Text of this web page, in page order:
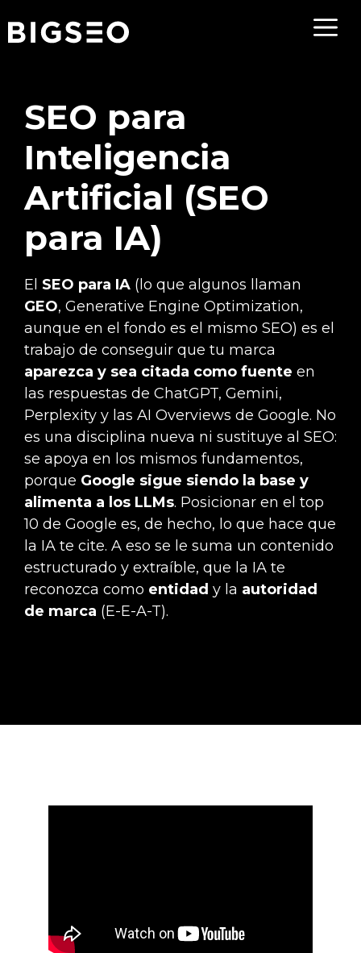
SEO para
Inteligencia
Artificial (SEO
para IA)
El SEO para IA (lo que algunos llaman
GEO, Generative Engine Optimization,
aunque en el fondo es el mismo SEO) es el
trabajo de conseguir que tu marca
aparezca y sea citada como fuente en
las respuestas de ChatGPT, Gemini,
Perplexity y las AI Overviews de Google. No
es una disciplina nueva ni sustituye al SEO:
se apoya en los mismos fundamentos,
porque Google sigue siendo la base y
alimenta a los LLMs. Posicionar en el top
10 de Google es, de hecho, lo que hace que
la IA te cite. A eso se le suma un contenido
estructurado y extraíble, que la IA te
reconozca como entidad y la autoridad
de marca (E-E-A-T).